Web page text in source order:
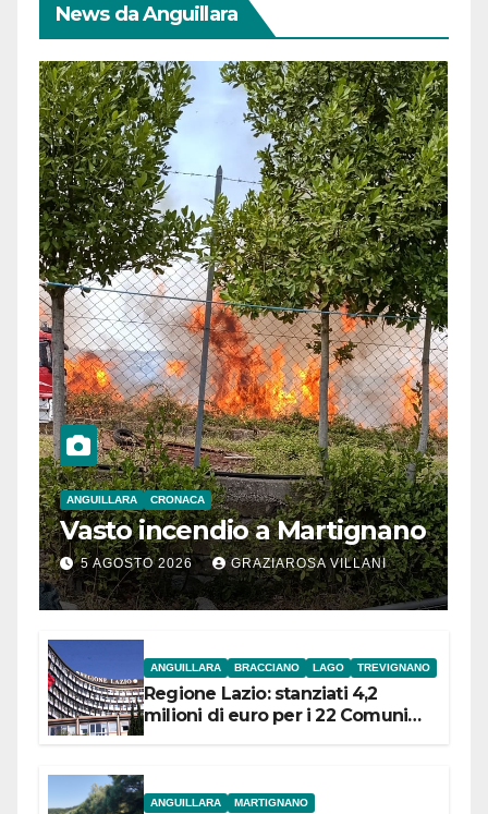
News da Anguillara
ANGUILLARA CRONACA
Vasto incendio a Martignano
5 AGOSTO 2026 GRAZIAROSA VILLANI
ANGUILLARA BRACCIANO LAGO TREVIGNANO
Regione Lazio: stanziati 4,2
milioni di euro per i 22 Comuni
ANGUILLARA MARTIGNANO